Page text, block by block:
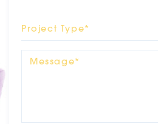
Project Type*
Message*